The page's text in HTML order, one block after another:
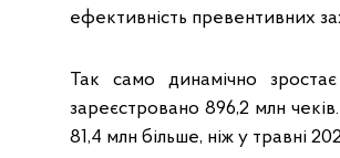
ефективність превентивних
Так само динамічно
зареєстровано 896,2 млн
81,4 млн більше, ніж у травні